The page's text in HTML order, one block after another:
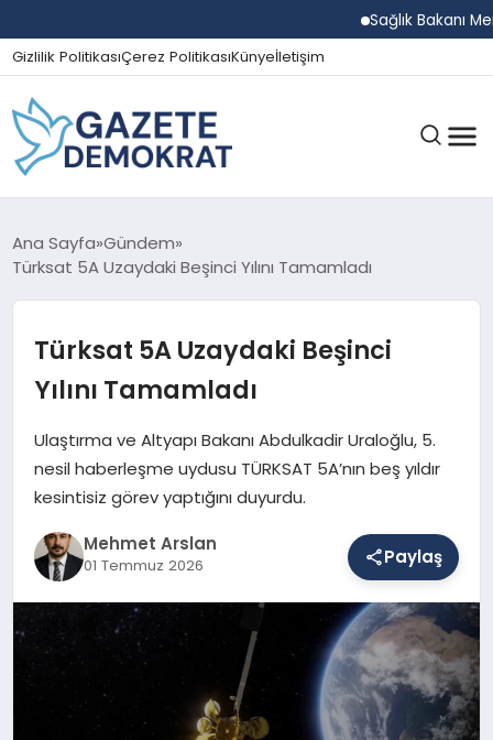
Sağlık Bakanı
Gizlilik PolitikasıÇerez PolitikasıKünyeİletişim
GÜNDEM
SPOR
SAĞLIK
EĞITIM
Ana Sayfa Gündem
Türksat 5A Uzaydaki Beşinci Yılını Tamamladı
Türksat 5A Uzaydaki Beşinci
Yılını Tamamladı
Ulaştırma ve Altyapı Bakanı Abdulkadir Uraloğlu, 5.
nesil haberleşme uydusu TÜRKSAT 5A’nın beş yıldır
kesintisiz görev yaptığını duyurdu.
Mehmet Arslan
01 Temmuz 2026 Paylaş